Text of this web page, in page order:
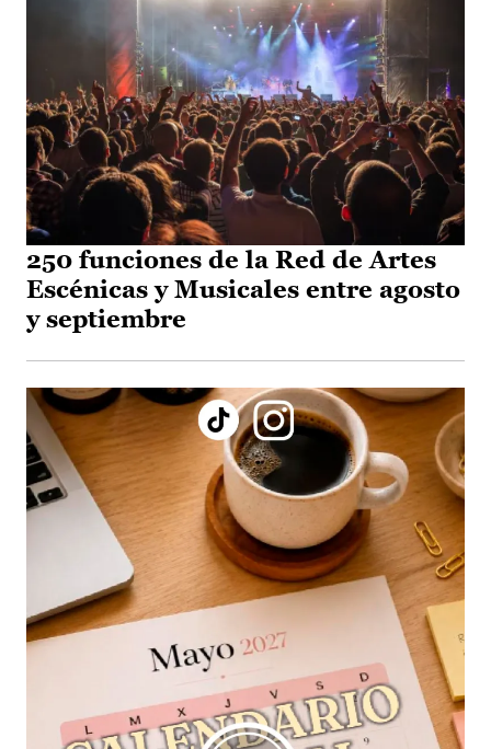
250 funciones de la Red de Artes
Escénicas y Musicales entre agosto
y septiembre